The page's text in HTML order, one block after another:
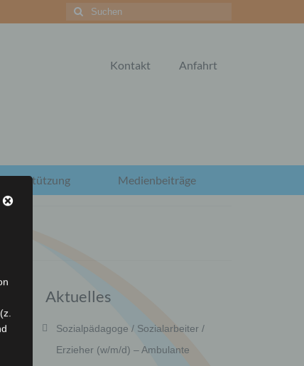
Suchen
nach:
Kontakt Anfahrt
Medienbeiträge
Aktuelles
Sozialpädagoge / Sozialarbeiter /
Erzieher (w/m/d) – Ambulante